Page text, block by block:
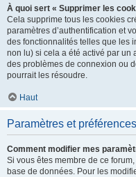
À quoi sert « Supprimer les
Cela supprime tous les cookies
paramètres d’authentification et
des fonctionnalités telles que les
non lu) si cela a été activé par un
des problèmes de connexion ou
pourrait les résoudre.
Haut
Paramètres et
Comment modifier mes
Si vous êtes membre de ce
base de données. Pour les